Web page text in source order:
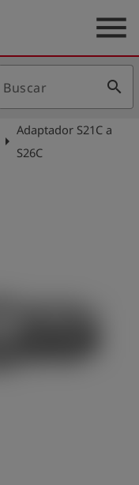
menu
Buscar search
Adaptador S21C a
S26C